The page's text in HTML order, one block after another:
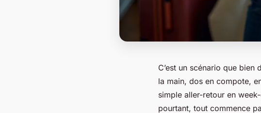
C’est un scénario que
la main, dos en compote,
simple aller-retour en
pourtant, tout commence